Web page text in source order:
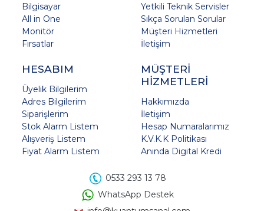
Bilgisayar
All in One
Monitör
Fırsatlar
Yetkili Teknik Servisler
Sıkça Sorulan Sorular
Müşteri Hizmetleri
İletişim
HESABIM
Üyelik Bilgilerim
Adres Bilgilerim
Siparişlerim
Stok Alarm Listem
Alışveriş Listem
Fiyat Alarm Listem
MÜŞTERİ
HİZMETLERİ
Hakkımızda
İletişim
Hesap Numaralarımız
K.V.K.K Politikası
Anında Digital Kredi
0533 293 13 78
WhatsApp Destek